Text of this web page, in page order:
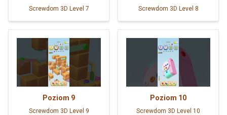
Screwdom 3D Level 7 Screwdom 3D Level 8
Poziom 9
Screwdom 3D Level 9
Poziom 10
Screwdom 3D Level 10